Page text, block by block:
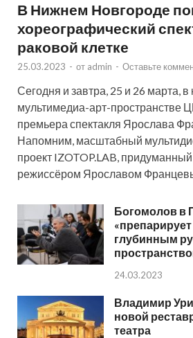
В Нижнем Новгороде
хореографический
раковой клетке
25.03.2023 - от admin - Оставьте
Сегодня и завтра, 25 и 26 марта,
мультимедиа-арт-пространстве
премьера спектакля Ярослава
Напомним, масштабный
проект IZOTOP.LAB,
режиссёром Ярославом
Богомолов в
глубинным
24.03.2023
Владимир
новой
театра